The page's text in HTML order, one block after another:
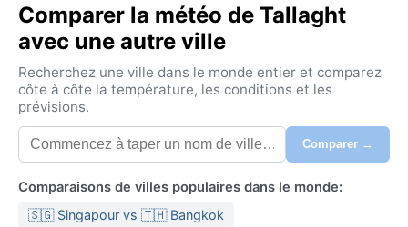
vestige d’un monastère du VIIe siècle. Ici, l’ambiance
est à la fois décontractée et dynamique, typique
d’une ville irlandaise qui a su préserver son caractère
communautaire.
Le climat de Tallaght est océanique (Köppen Cfb). Les
étés restent frais, avec des maximales autour de 18
°C, et les hivers doux, rarement en dessous de 0 °C la
l’année, avec un pic en automne et en hiver.
L’humidité est quasi constante. Pour s’y promener,
Comparer la météo de Tallaght
avec une autre ville
Recherchez une ville dans le monde entier et comparez
côte à côte la température, les conditions et les
prévisions.
Comparer →
Comparaisons de villes populaires dans le monde:
🇸🇬 Singapour vs 🇹🇭 Bangkok